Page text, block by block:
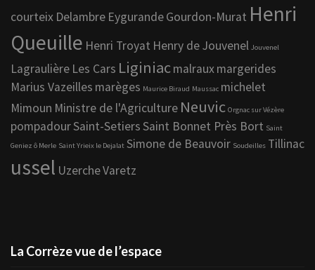
courteix Delambre EygurandeGourdon-Murat Henri
Queuille Henri Troyat Henry de Jouvenel Jouvenel
Lagraulière Les Cars Liginiacmalrauxmargerides
Marius Vazeilles marèges Maurice Biraud Maussac michelet
Mimoun Ministre de l'Agriculture Neuvic Orgnac sur Vézère
pompadourSaint-SetiersSaint Bonnet Près Bort Saint
Geniez ô Merle Saint Yrieix le Dejalat Simone de Beauvoir Soudeilles Tillinac
ussel UzercheVaretz
La Corrèze vue de l’espace